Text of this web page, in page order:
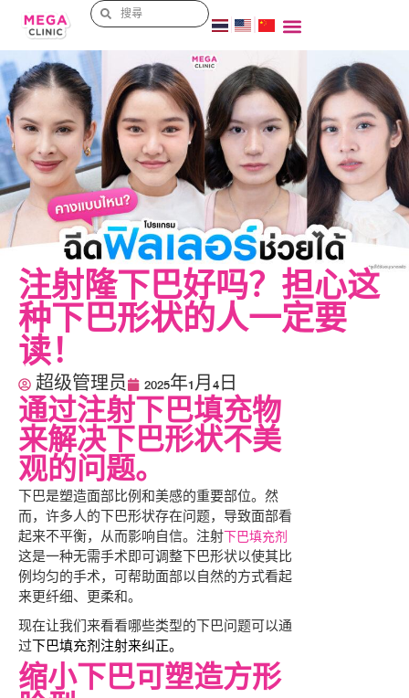
注射隆下巴好吗？担心这
种下巴形状的人一定要
读！
超级管理员 2025年1月4日
通过注射下巴填充物
来解决下巴形状不美
观的问题。
下巴是塑造面部比例和美感的重要部位。然
而，许多人的下巴形状存在问题，导致面部看
起来不平衡，从而影响自信。注射下巴填充剂
这是一种无需手术即可调整下巴形状以使其比
例均匀的手术，可帮助面部以自然的方式看起
来更纤细、更柔和。
现在让我们来看看哪些类型的下巴问题可以通
过下巴填充剂注射来纠正。
缩小下巴可塑造方形